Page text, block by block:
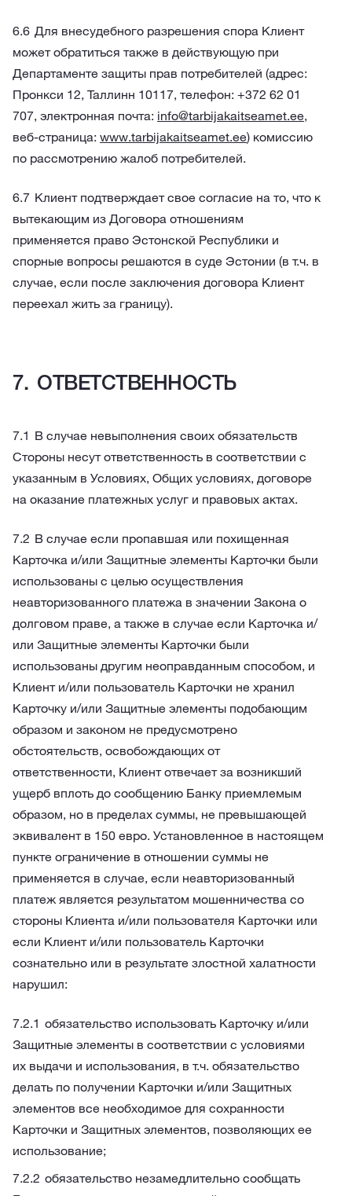
Для внесудебного разрешения спора Клиент
может обратиться также в действующую при
Департаменте защиты прав потребителей (адрес:
Пронкси 12, Таллинн 10117, телефон: +372 62 01
707, электронная почта: info@tarbijakaitseamet.ee,
веб-страница: www.tarbijakaitseamet.ee) комиссию
по рассмотрению жалоб потребителей.
Клиент подтверждает свое согласие на то, что к
вытекающим из Договора отношениям
применяется право Эстонской Республики и
спорные вопросы решаются в суде Эстонии (в т.ч. в
случае, если после заключения договора Клиент
переехал жить за границу).
ОТВЕТСТВЕННОСТЬ
В случае невыполнения своих обязательств
Стороны несут ответственность в соответствии с
указанным в Условиях, Общих условиях, договоре
на оказание платежных услуг и правовых актах.
В случае если пропавшая или похищенная
Карточка и/или Защитные элементы Карточки были
использованы с целью осуществления
неавторизованного платежа в значении Закона о
долговом праве, а также в случае если Карточка и/
или Защитные элементы Карточки были
использованы другим неоправданным способом, и
Клиент и/или пользователь Карточки не хранил
Карточку и/или Защитные элементы подобающим
образом и законом не предусмотрено
обстоятельств, освобождающих от
ответственности, Клиент отвечает за возникший
ущерб вплоть до сообщению Банку приемлемым
образом, но в пределах суммы, не превышающей
эквивалент в 150 евро. Установленное в настоящем
пункте ограничение в отношении суммы не
применяется в случае, если неавторизованный
платеж является результатом мошенничества со
стороны Клиента и/или пользователя Карточки или
если Клиент и/или пользователь Карточки
сознательно или в результате злостной халатности
нарушил:
обязательство использовать Карточку и/или
Защитные элементы в соответствии с условиями
их выдачи и использования, в т.ч. обязательство
делать по получении Карточки и/или Защитных
элементов все необходимое для сохранности
Карточки и Защитных элементов, позволяющих ее
использование;
обязательство незамедлительно сообщать